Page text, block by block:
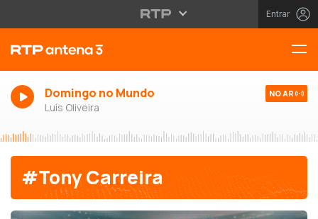
Entrar
Domingo no Mundo
Luís Oliveira
NO AR
#Tony Carreira